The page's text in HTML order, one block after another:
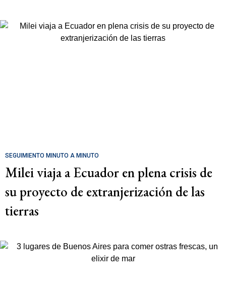
SEGUIMIENTO MINUTO A MINUTO
Milei viaja a Ecuador en plena crisis de
su proyecto de extranjerización de las
tierras